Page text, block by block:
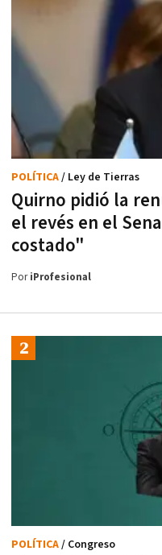
Quirno pidió la
el revés en el
costado"
POLÍTICA/ Ley de Tierras
PoriProfesional
POLÍTICA/ Congreso